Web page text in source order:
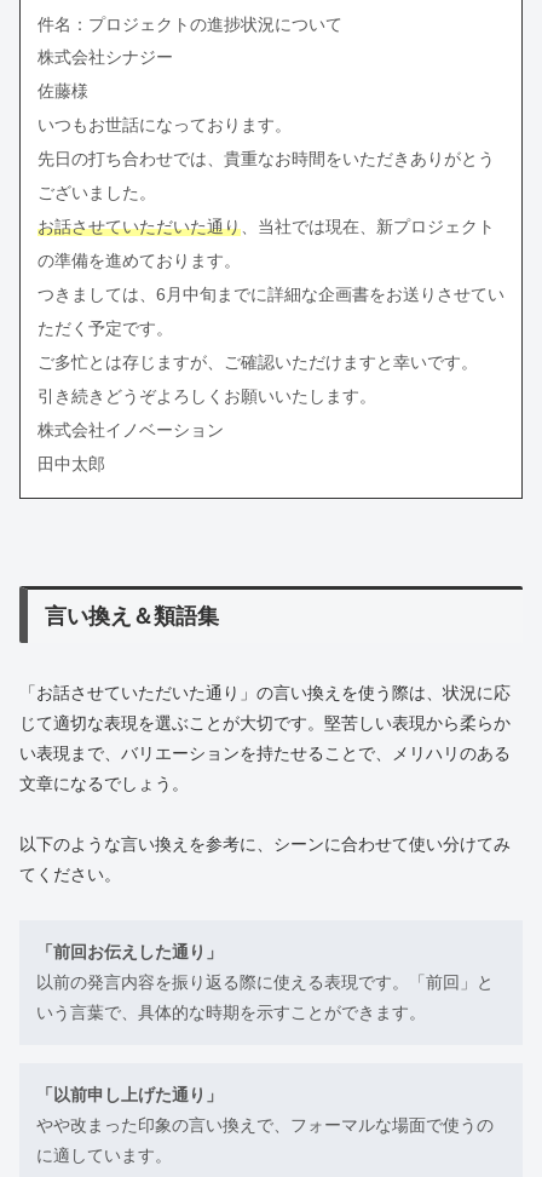
件名：プロジェクトの進捗状況について
株式会社シナジー
佐藤様
いつもお世話になっております。
先日の打ち合わせでは、貴重なお時間をいただきありがとう
ございました。
お話させていただいた通り、当社では現在、新プロジェクト
の準備を進めております。
つきましては、6月中旬までに詳細な企画書をお送りさせてい
ただく予定です。
ご多忙とは存じますが、ご確認いただけますと幸いです。
引き続きどうぞよろしくお願いいたします。
株式会社イノベーション
田中太郎
言い換え＆類語集
「お話させていただいた通り」の言い換えを使う際は、状況に応
じて適切な表現を選ぶことが大切です。堅苦しい表現から柔らか
い表現まで、バリエーションを持たせることで、メリハリのある
文章になるでしょう。
以下のような言い換えを参考に、シーンに合わせて使い分けてみ
てください。
「前回お伝えした通り」
以前の発言内容を振り返る際に使える表現です。「前回」と
いう言葉で、具体的な時期を示すことができます。
「以前申し上げた通り」
やや改まった印象の言い換えで、フォーマルな場面で使うの
に適しています。